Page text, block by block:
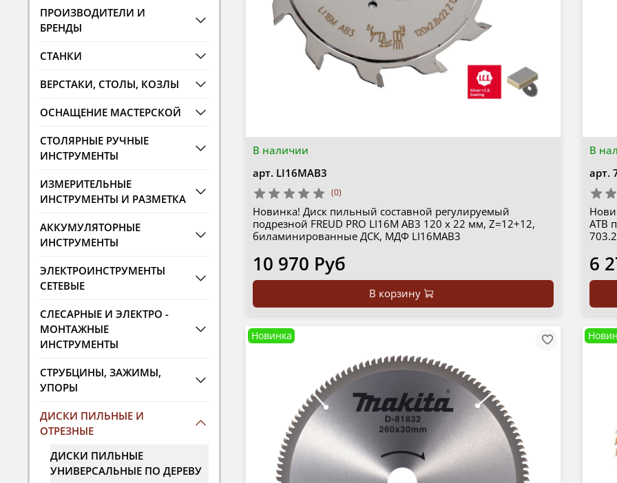
В наличии
арт. LI16MAB3
(0)
Новинка! Диск пильный составной регулируемый
подрезной FREUD PRO LI16M AB3 120 х 22 мм, Z=12+12,
биламинированные ДСК, МДФ LI16MAB3
10 970 Руб
В корзину
В
арт.
ATB
6
Новинка
ПРОИЗВОДИТЕЛИ И
БРЕНДЫ
СТАНКИ
ВЕРСТАКИ, СТОЛЫ, КОЗЛЫ
ОСНАЩЕНИЕ МАСТЕРСКОЙ
СТОЛЯРНЫЕ РУЧНЫЕ
ИНСТРУМЕНТЫ
ИЗМЕРИТЕЛЬНЫЕ
ИНСТРУМЕНТЫ И РАЗМЕТКА
АККУМУЛЯТОРНЫЕ
ИНСТРУМЕНТЫ
ЭЛЕКТРОИНСТРУМЕНТЫ
СЕТЕВЫЕ
СЛЕСАРНЫЕ И ЭЛЕКТРО -
МОНТАЖНЫЕ
ИНСТРУМЕНТЫ
СТРУБЦИНЫ, ЗАЖИМЫ,
УПОРЫ
ДИСКИ ПИЛЬНЫЕ И
ОТРЕЗНЫЕ
ДИСКИ ПИЛЬНЫЕ
УНИВЕРСАЛЬНЫЕ ПО ДЕРЕВУ